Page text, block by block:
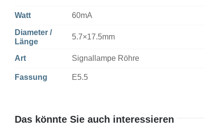
Watt 60mA
Diameter /
Länge
5.7×17.5mm
Art Signallampe Röhre
Fassung E5.5
Das könnte Sie auch interessieren